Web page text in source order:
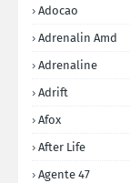
Adocao
Adrenalin Amd
Adrenaline
Adrift
Afox
After Life
Agente 47